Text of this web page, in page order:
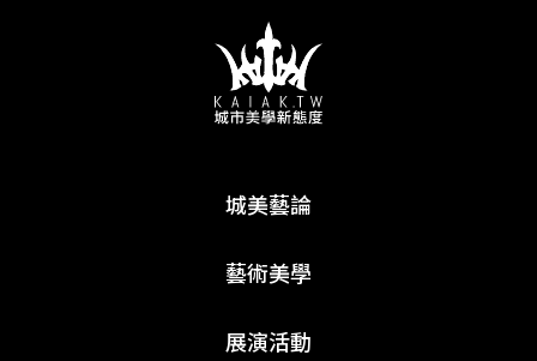
城美藝論
藝術美學
展演活動